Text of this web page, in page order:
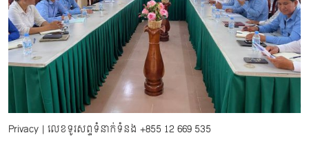
Privacy | លេខទូរសព្ទទំនាក់ទំនង +855 12 669 535